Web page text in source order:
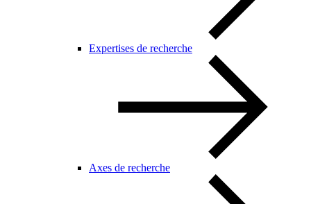
Expertises de recherche
Axes de recherche